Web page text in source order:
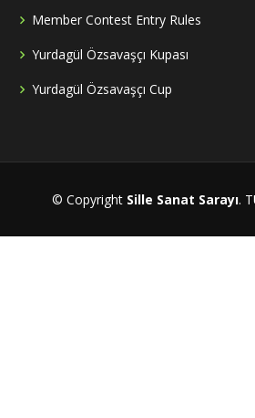
Member Contest Entry Rules
Yurdagül Özsavaşçı Kupası
Yurdagül Özsavaşçı Cup
© Copyright Sille Sanat Sarayı.